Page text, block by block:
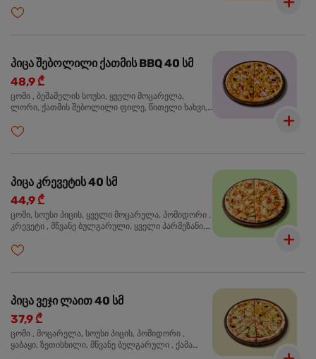
პიცა შებოლილი ქათმის BBQ 40 სმ
48,9 ₾
ცომი , ბეშამელის სოუსი, ყველი მოცარელა,
ლორი, ქათმის შებოლილი ფილე, წითელი ხახვი,
ხალაპენიო, ორეგანო
პიცა კრევეტის 40 სმ
44,9 ₾
ცომი, სოუსი პიცის, ყველი მოცარელა, პომიდორი ,
კრევეტი , მწვანე ბულგარული, ყველი პარმეზანი,
პიცა ვეჯი ლაით 40 სმ
37,9 ₾
ცომი , მოცარელა, სოუსი პიცის, პომიდორი ,
ყაბაყი, ზეთისხილი, მწვანე ბულგარული , ქამა